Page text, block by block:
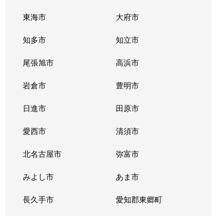
東海市 大府市
知多市 知立市
尾張旭市 高浜市
岩倉市 豊明市
日進市 田原市
愛西市 清須市
北名古屋市 弥富市
みよし市 あま市
長久手市 愛知郡東郷町